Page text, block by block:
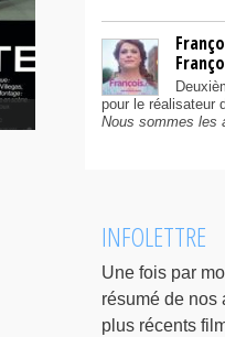
pour le réalisateur
Nous sommes les
INFOLETTRE
Une fois par
résumé de nos
plus récents